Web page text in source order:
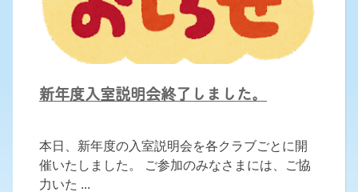
新年度入室説明会終了しました。
本日、新年度の入室説明会を各クラブごとに開
催いたしました。 ご参加のみなさまには、ご協
力いた ...